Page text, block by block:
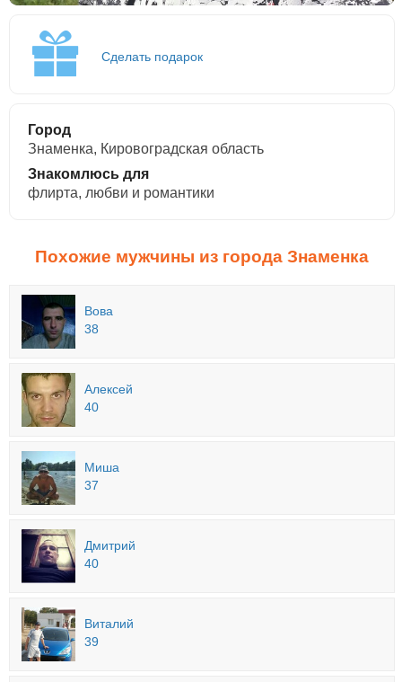
Сделать подарок
Город
Знаменка, Кировоградская область
Знакомлюсь для
флирта, любви и романтики
Похожие мужчины из города Знаменка
Вова
38
Алексей
40
Миша
37
Дмитрий
40
Виталий
39